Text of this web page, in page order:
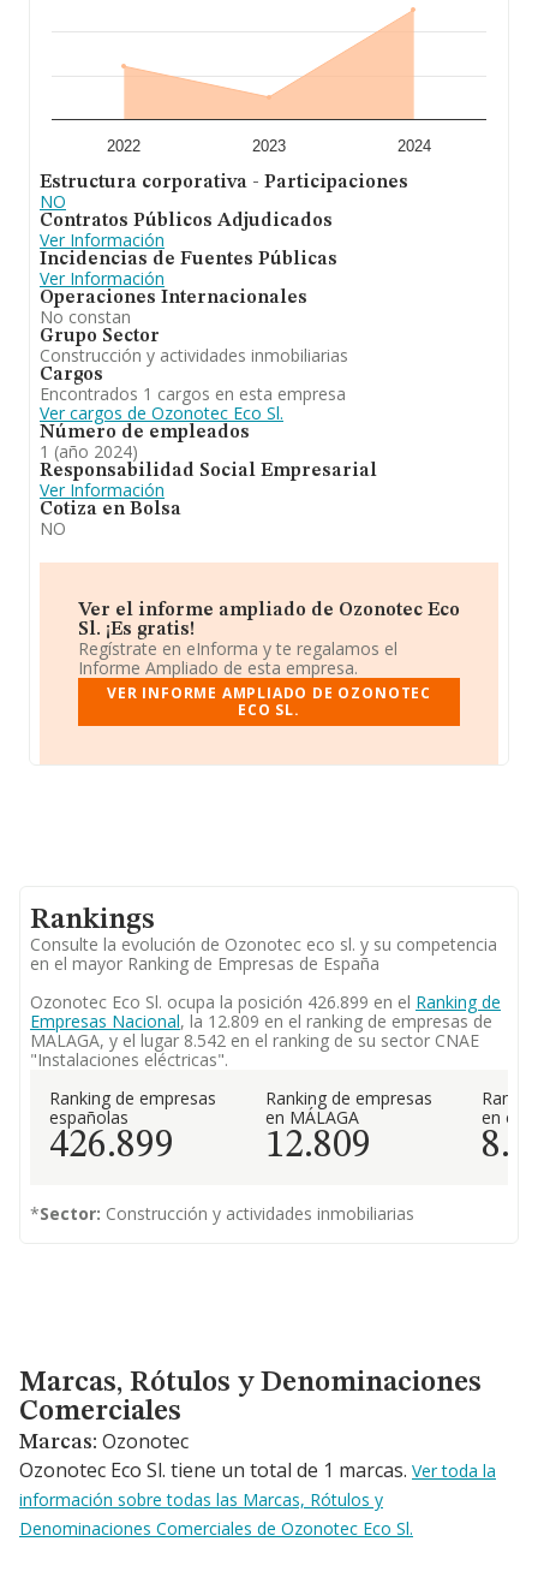
Ozonotec Eco S.L
el mantenimiento y montaje de equipos e instalaciones
de electricidad, telecomunicaciones. En el ranking de
al 2023. Se ha posicionado mejor en el ranking nacional
(de todas las empresas presentes en el territorio) frente
2022 2023 2024
Estructura corporativa - Participaciones
NO
Contratos Públicos Adjudicados
Ver Información
Incidencias de Fuentes Públicas
Ver Información
Operaciones Internacionales
No constan
Grupo Sector
Construcción y actividades inmobiliarias
Cargos
Encontrados 1 cargos en esta empresa
Ver cargos de Ozonotec Eco Sl.
Número de empleados
1 (año 2024)
Responsabilidad Social Empresarial
Ver Información
Cotiza en Bolsa
NO
Ver el informe ampliado de Ozonotec Eco
Sl. ¡Es gratis!
Regístrate en eInforma y te regalamos el
Informe Ampliado de esta empresa.
VER INFORME AMPLIADO DE OZONOTEC
ECO SL.
Rankings
Consulte la evolución de Ozonotec eco sl. y su competencia
en el mayor Ranking de Empresas de España
Ozonotec Eco Sl. ocupa la posición 426.899 en el Ranking de
Empresas Nacional, la 12.809 en el ranking de empresas de
MALAGA, y el lugar 8.542 en el ranking de su sector CNAE
"Instalaciones eléctricas".
Ranking de empresas
españolas
426.899
Ranking de empresas
en MÁLAGA
12.809
en el
*Sector: Construcción y actividades inmobiliarias
Marcas, Rótulos y Denominaciones Comerciales
Marcas, Rótulos y Denominaciones
Comerciales
Marcas: Ozonotec
Ozonotec Eco Sl. tiene un total de 1 marcas. Ver toda la
información sobre todas las Marcas, Rótulos y
Denominaciones Comerciales de Ozonotec Eco Sl.